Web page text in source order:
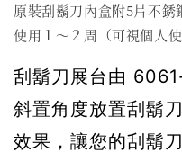
原裝刮鬍刀內盒附5片不
使用１～２周（可視個人
刮鬍刀展台由
斜置角度放置刮鬍
效果，讓您的刮鬍